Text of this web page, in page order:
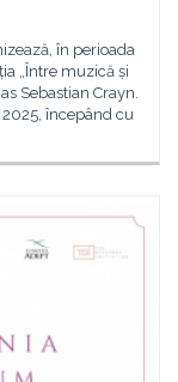
în perioada
„Între muzică și
Sebastian Crayn.
începând cu